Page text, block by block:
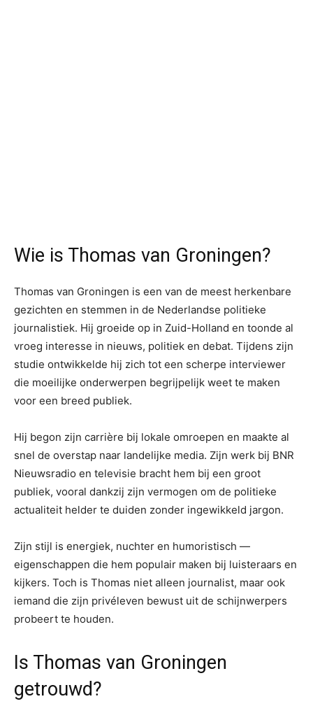
Wie is Thomas van Groningen?
Thomas van Groningen is een van de meest herkenbare
gezichten en stemmen in de Nederlandse politieke
journalistiek. Hij groeide op in Zuid-Holland en toonde al
vroeg interesse in nieuws, politiek en debat. Tijdens zijn
studie ontwikkelde hij zich tot een scherpe interviewer
die moeilijke onderwerpen begrijpelijk weet te maken
voor een breed publiek.
Hij begon zijn carrière bij lokale omroepen en maakte al
snel de overstap naar landelijke media. Zijn werk bij BNR
Nieuwsradio en televisie bracht hem bij een groot
publiek, vooral dankzij zijn vermogen om de politieke
actualiteit helder te duiden zonder ingewikkeld jargon.
Zijn stijl is energiek, nuchter en humoristisch —
eigenschappen die hem populair maken bij luisteraars en
kijkers. Toch is Thomas niet alleen journalist, maar ook
iemand die zijn privéleven bewust uit de schijnwerpers
probeert te houden.
Is Thomas van Groningen
getrouwd?